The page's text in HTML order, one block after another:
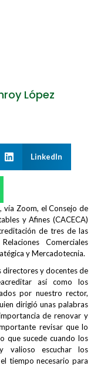
López
LinkedIn
vía Zoom, el Consejo de
y Afines (CACECA)
de tres de las
Comerciales
y Mercadotecnia.
directores y docentes de
así como los
por nuestro rector,
dirigió unas palabras
de renovar y
revisar que lo
que sucede cuando los
valioso escuchar los
tiempo necesario para